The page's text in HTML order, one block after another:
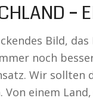
–
Bild,
noch
Wir sollten
Von einem